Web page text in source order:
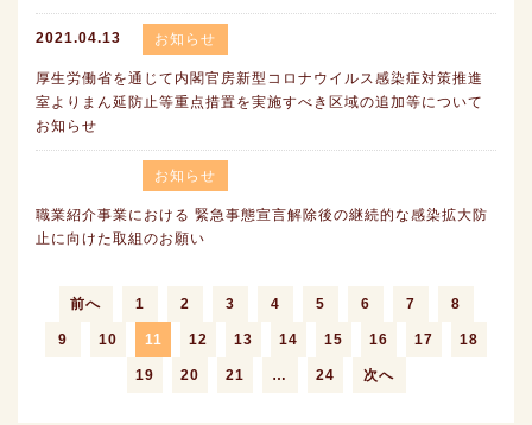
2021.04.13 お知らせ
厚生労働省を通じて内閣官房新型コロナウイルス感染症対策推進
室よりまん延防止等重点措置を実施すべき区域の追加等について
お知らせ
お知らせ
職業紹介事業における 緊急事態宣言解除後の継続的な感染拡大防
止に向けた取組のお願い
前へ 1 2 3 4 5 6 7 8
9 10 11 12 13 14 15 16 17 18
19 20 21 … 24 次へ